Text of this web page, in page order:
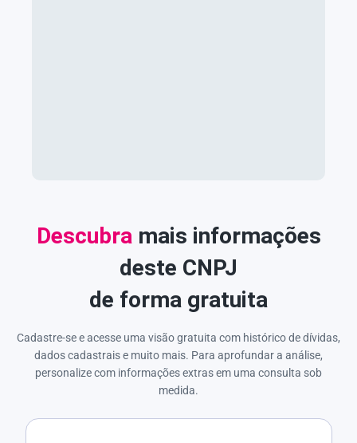
Descubra mais informações
deste CNPJ
de forma gratuita
Cadastre-se e acesse uma visão gratuita com histórico de dívidas,
dados cadastrais e muito mais. Para aprofundar a análise,
personalize com informações extras em uma consulta sob
medida.